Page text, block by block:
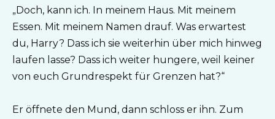
„Doch, kann ich. In meinem Haus. Mit meinem
Essen. Mit meinem Namen drauf. Was erwartest
du, Harry? Dass ich sie weiterhin über mich hinweg
laufen lasse? Dass ich weiter hungere, weil keiner
von euch Grundrespekt für Grenzen hat?“
Er öffnete den Mund, dann schloss er ihn. Zum